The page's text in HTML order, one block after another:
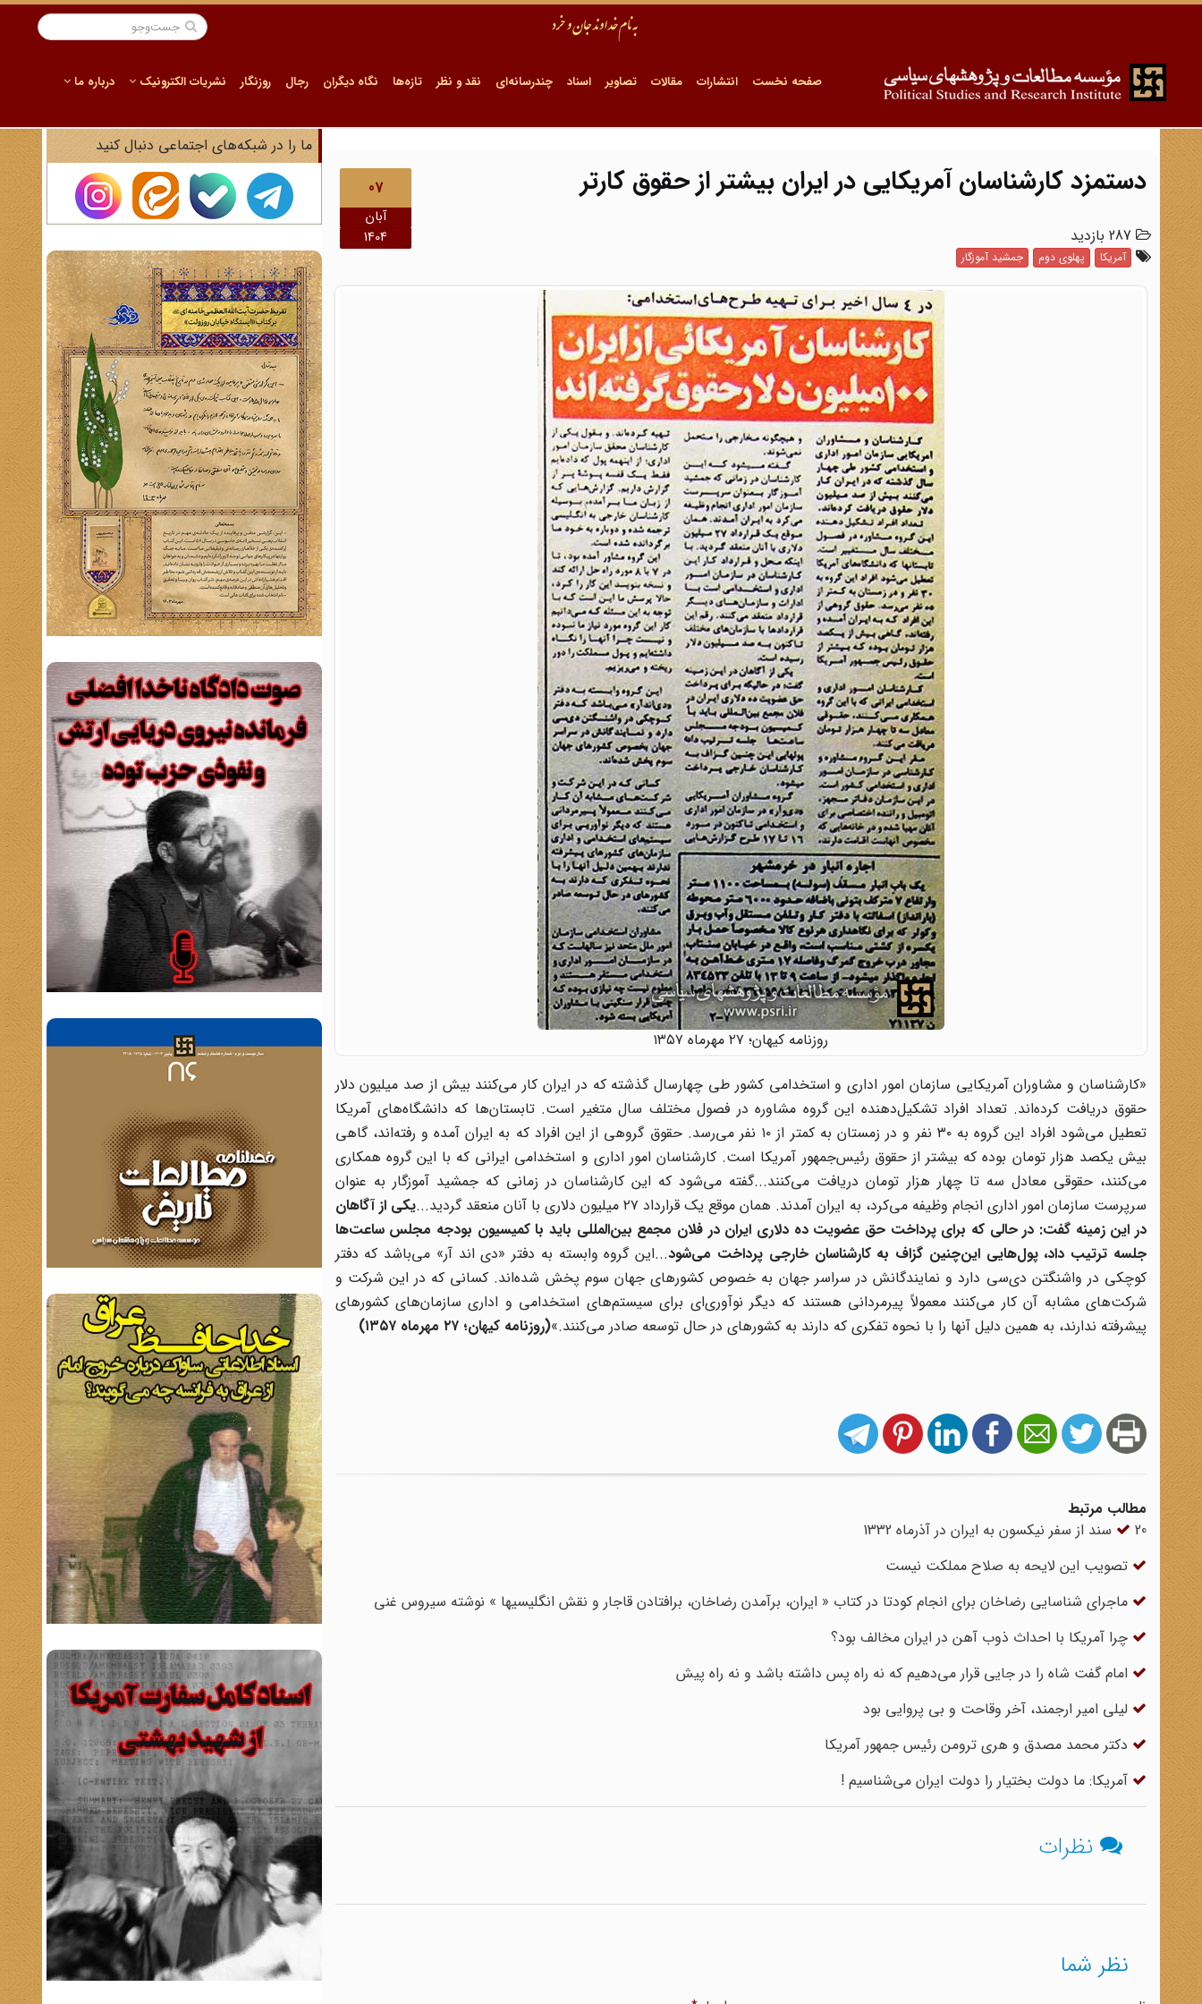
صفحه نخست انتشارات مقالات تصاویر اسناد چندرسانه‌ای نقد و نظر تازه‌ها نگاه دیگران رجال روزنگار نشریات الکترونیک درباره ما
07
آبان
1404
دستمزد کارشناسان آمریکایی در ایران بیشتر از حقوق کارتر
آمریکا پهلوی دوم جمشید آموزگار
روزنامه کیهان؛ ۲۷ مهرماه ۱۳۵۷
«کارشناسان و مشاوران آمریکایی سازمان امور اداری و استخدامی کشور طی چهارسال گذشته که در ایران کار می‌کنند بیش از صد میلیون دلار
حقوق دریافت کرده‌اند. تعداد افراد تشکیل‌دهنده این گروه مشاوره در فصول مختلف سال متغیر است. تابستان‌ها که دانشگاه‌های آمریکا
تعطیل می‌شود افراد این گروه به ۳۰ نفر و در زمستان به کمتر از ۱۰ نفر می‌رسد. حقوق گروهی از این افراد که به ایران آمده و رفته‌اند، گاهی
بیش یکصد هزار تومان بوده که بیشتر از حقوق رئیس‌جمهور آمریکا است. کارشناسان امور اداری و استخدامی ایرانی که با این گروه همکاری
می‌کنند، حقوقی معادل سه تا چهار هزار تومان دریافت می‌کنند...گفته می‌شود که این کارشناسان در زمانی که جمشید آموزگار به عنوان
سرپرست سازمان امور اداری انجام وظیفه می‌کرد، به ایران آمدند. همان موقع یک قرارداد ۲۷ میلیون دلاری با آنان منعقد گردید...
یکی از آگاهان
در این زمینه گفت: در حالی که برای پرداخت حق عضویت ده دلاری ایران در فلان مجمع بین‌المللی باید با کمیسیون بودجه مجلس ساعت‌ها
جلسه ترتیب داد، پول‌هایی این‌چنین گزاف به کارشناسان خارجی پرداخت می‌شود...این گروه وابسته به دفتر «دی اند آر» می‌باشد که دفتر
کوچکی در واشنگتن دی‌سی دارد و نمایندگانش در سراسر جهان به خصوص کشورهای جهان سوم پخش شده‌اند. کسانی که در این شرکت و
شرکت‌های مشابه آن کار می‌کنند معمولاً پیرمردانی هستند که دیگر نوآوری‌ای برای سیستم‌های استخدامی و اداری سازمان‌های کشورهای
پیشرفته ندارند، به همین دلیل آنها را با نحوه تفکری که دارند به کشورهای در حال توسعه صادر می‌کنند.»(روزنامه کیهان؛ ۲۷ مهرماه ۱۳۵۷)
مطالب مرتبط
20 سند از سفر نیکسون به ایران در آذرماه 1332
تصویب این لایحه به صلاح مملکت نیست
ماجرای شناسایی رضاخان برای انجام کودتا در کتاب « ایران، برآمدن رضاخان، برافتادن قاجار و نقش انگلیسیها » نوشته سیروس غنی
چرا آمریکا با احداث ذوب آهن در ایران مخالف بود؟
امام گفت شاه را در جایی قرار می‌دهیم که نه راه پس داشته باشد و نه راه پیش
لیلی امیر ارجمند، آخر وقاحت و بی پروایی بود
دکتر محمد مصدق و هری ترومن رئیس جمهور آمریکا
آمریکا: ما دولت بختیار را دولت ایران می‌شناسیم !
نظرات
نظر شما
ما را در شبکه‌های اجتماعی دنبال کنید